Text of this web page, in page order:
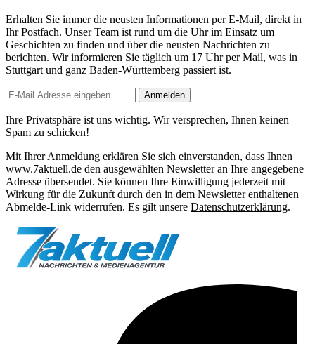
Erhalten Sie immer die neusten Informationen per E-Mail, direkt in
Ihr Postfach. Unser Team ist rund um die Uhrim Einsatz um
Geschichten zu finden und über die neusten Nachrichten zu
berichten. Wir informieren Sie täglich um 17 Uhrper Mail, was in
Stuttgart und ganz Baden-Württemberg passiert ist.
Anmelden
Ihre Privatsphäre ist uns wichtig. Wir versprechen, Ihnen keinen
Spam zu schicken!
Mit Ihrer Anmeldung erklären Sie sich einverstanden, dass Ihnen
www.7aktuell.de den ausgewählten Newsletter an Ihre angegebene
Adresse übersendet. Sie können Ihre Einwilligung jederzeit mit
Wirkung für die Zukunft durch den in dem Newsletter enthaltenen
Abmelde-Link widerrufen. Es gilt unsere Datenschutzerklärung.